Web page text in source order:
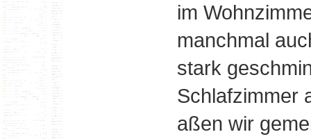
im
manchmal
stark
Schlafzimmer
aßen wir